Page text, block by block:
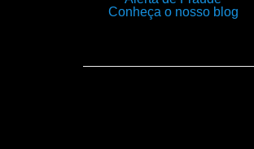
Conheça o nosso blog